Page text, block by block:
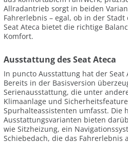
Allradantrieb sorgt in beiden
Fahrerlebnis – egal, ob in der
Seat Ateca bietet die richtige
Komfort.
Ausstattung des Seat Ateca
In puncto Ausstattung hat der Seat
Bereits in der Basisversion
Serienausstattung, die unter
Klimaanlage und
Spurhalteassistenten umfasst. Die
Ausstattungsvarianten bieten
wie Sitzheizung, ein
Schiebedach, die das Fahrerlebnis